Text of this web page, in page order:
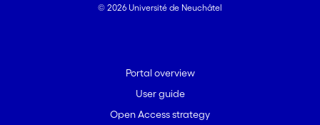
© 2026 Université de Neuchâtel
Portal overview
User guide
Open Access strategy